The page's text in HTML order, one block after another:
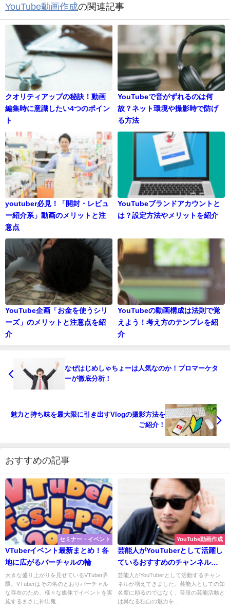
YouTube動画作成の関連記事
クオリティアップの秘訣！動画
編集時に意識したい4つのポイン
ト
YouTubeで音がずれるのは何
故？ネット環境や撮影時で防げ
る方法
youtuber必見！「開封・レビュ
ー紹介系」動画のメリットと注
意点
YouTubeブランドアカウントと
は？設定方法やメリットを紹介
YouTube企画「お金を使うシリ
ーズ」のメリットと注意点を紹
介
YouTubeの動画構成は法則で覚
えよう！考え方のテンプレを紹
介
なぜはじめしゃちょーは人気なのか！プロマーケタ
ーが徹底分析！
魅力と持ち味を最大限に引き出すVlogの撮影方法を
ご紹介！
おすすめの記事
セミナー・イベント
VTuberイベント最新まとめ！各
地に広がるバーチャルの輪
大きな盛り上がりを見せているVTuber界
隈。VTuberはその名のとおりバーチャル
な存在のため、様々な媒体でイベントを実
施するまさに神出鬼...
YouTube動画作成
芸能人がYouTuberとして活躍し
ているおすすめのチャンネルま
とめ
芸能人がYouTuberとして活動するチャン
ネルが増えてきました。芸能人としての知
名度に頼るのではなく、普段の芸能活動と
は異なる独自の魅力を...